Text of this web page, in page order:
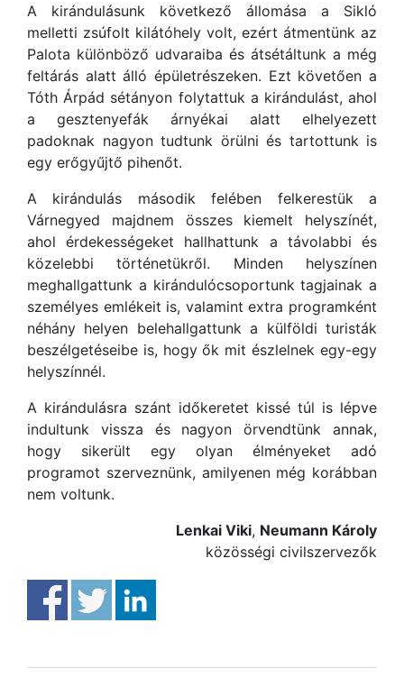
A kirándulásunk következő állomása a Sikló
melletti zsúfolt kilátóhely volt, ezért átmentünk az
Palota különböző udvaraiba és átsétáltunk a még
feltárás alatt álló épületrészeken. Ezt követően a
Tóth Árpád sétányon folytattuk a kirándulást, ahol
a gesztenyefák árnyékai alatt elhelyezett
padoknak nagyon tudtunk örülni és tartottunk is
egy erőgyűjtő pihenőt.
A kirándulás második felében felkerestük a
Várnegyed majdnem összes kiemelt helyszínét,
ahol érdekességeket hallhattunk a távolabbi és
közelebbi történetükről. Minden helyszínen
meghallgattunk a kirándulócsoportunk tagjainak a
személyes emlékeit is, valamint extra programként
néhány helyen belehallgattunk a külföldi turisták
beszélgetéseibe is, hogy ők mit észlelnek egy-egy
helyszínnél.
A kirándulásra szánt időkeretet kissé túl is lépve
indultunk vissza és nagyon örvendtünk annak,
hogy sikerült egy olyan élményeket adó
programot szerveznünk, amilyenen még korábban
nem voltunk.
Lenkai Viki, Neumann Károly
közösségi civilszervezők